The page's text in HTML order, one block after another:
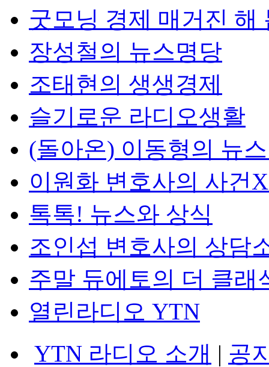
굿모닝 경제 매거진 해
장성철의 뉴스명당
조태현의 생생경제
슬기로운 라디오생활
(돌아온) 이동형의 뉴
이원화 변호사의 사건
톡톡! 뉴스와 상식
조인섭 변호사의 상담
주말 듀에토의 더 클래
열린라디오 YTN
YTN 라디오 소개 | 공